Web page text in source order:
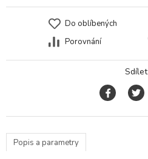
Do oblíbených
Porovnání
Sdílet
Popis a parametry